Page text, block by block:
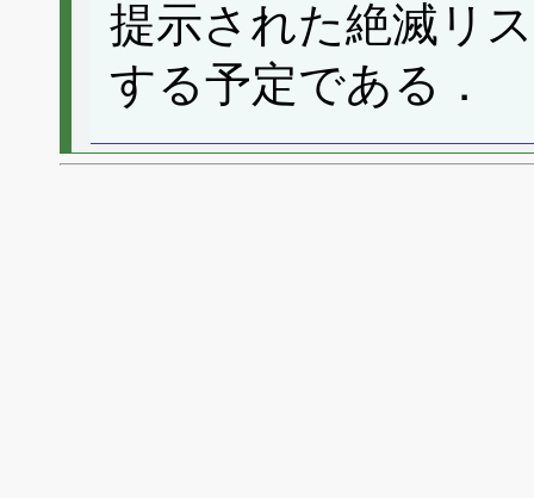
提示された絶滅リ
する予定である．